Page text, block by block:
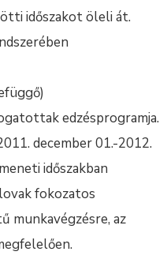
időszakot öleli át.
edzésprogramja.
december 01.-2012.
időszakban
fokozatos
munkavégzésre, az